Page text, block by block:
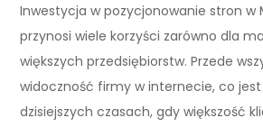
Inwestycja w pozycjonowanie stron w
przynosi wiele korzyści zarówno dla
większych przedsiębiorstw. Przede
widoczność firmy w internecie, co
dzisiejszych czasach, gdy większość